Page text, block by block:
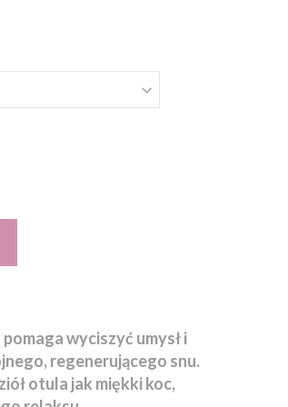
wyciszyć umysł i
regenerującego snu.
otula jak miękki koc,